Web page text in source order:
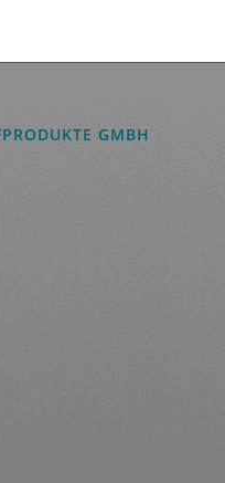
GMBH